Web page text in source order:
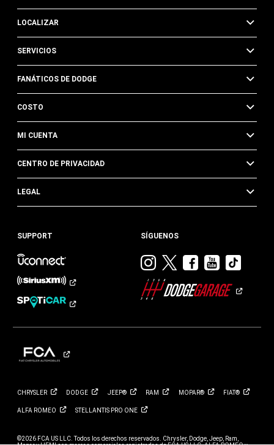
LOCALIZAR
SERVICIOS
FANÁTICOS DE DODGE
COSTO
MI CUENTA
CENTRO DE PRIVACIDAD
LEGAL
SUPPORT SÍGUENOS
Visitar
Dodge
en
Visitar
en
Visitar
en
Visitar
en en
CHRYSLER DODGE JEEP® RAM MOPAR® FIAT®
ALFA ROMEO STELLANTIS PRO ONE
©2026 FCA US LLC. Todos los derechos reservados. Chrysler, Dodge, Jeep, Ram,